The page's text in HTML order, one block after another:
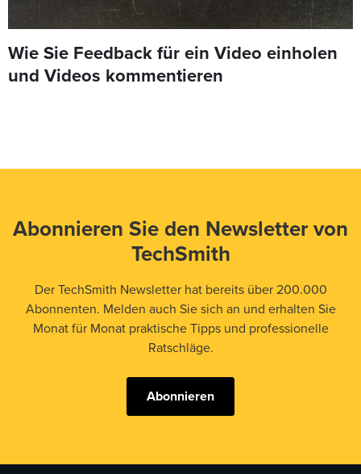
Wie Sie Feedback für ein Video einholen
und Videos kommentieren
Abonnieren Sie den Newsletter von
TechSmith
Der TechSmith Newsletter hat bereits über 200.000
Abonnenten. Melden auch Sie sich an und erhalten Sie
Monat für Monat praktische Tipps und professionelle
Ratschläge.
Abonnieren